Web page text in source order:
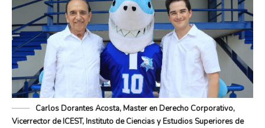
Carlos Dorantes Acosta, Master en Derecho Corporativo,
Vicerrector de ICEST, Instituto de Ciencias y Estudios Superiores de